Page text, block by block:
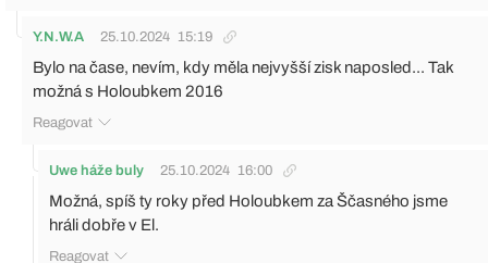
Y.N.W.A 25.10.2024 15:19
Bylo na čase, nevím, kdy měla nejvyšší zisk naposled... Tak
možná s Holoubkem 2016
Reagovat
Uwe háže buly 25.10.2024 16:00
Možná, spíš ty roky před Holoubkem za Ščasného jsme
hráli dobře v El.
Reagovat